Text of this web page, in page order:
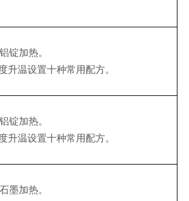
锭加热。
升温设置十种常用配方。
锭加热。
升温设置十种常用配方。
墨加热。